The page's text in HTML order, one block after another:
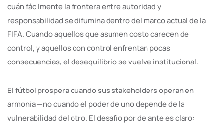
cuán fácilmente la frontera entre autoridad y
responsabilidad se difumina dentro del marco actual de la
FIFA. Cuando aquellos que asumen costo carecen de
control, y aquellos con control enfrentan pocas
consecuencias, el desequilibrio se vuelve institucional.
El fútbol prospera cuando sus stakeholders operan en
armonía —no cuando el poder de uno depende de la
vulnerabilidad del otro. El desafío por delante es claro: